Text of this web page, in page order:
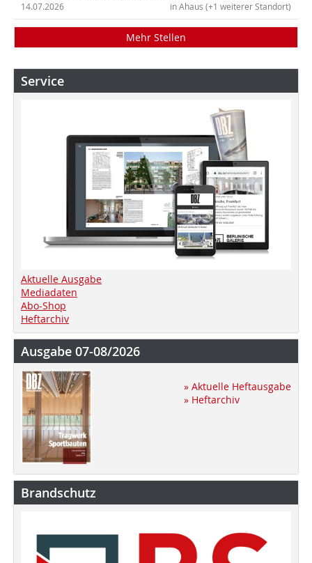
in Ahaus (+1 weiterer Standort)
14.07.2026
Mehr Stellen
Service
Aktuelle Ausgabe
Mediadaten
Abo-Shop
Heftarchiv
Ausgabe 07-08/2026
» Aktuelle Heftausgabe
» Heftarchiv
Brandschutz